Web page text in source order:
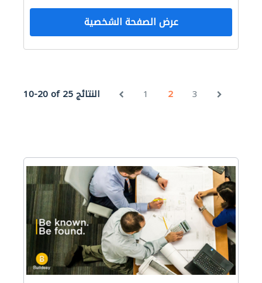
عرض الصفحة الشخصية
10-20 of 25 النتائج 1 2 3